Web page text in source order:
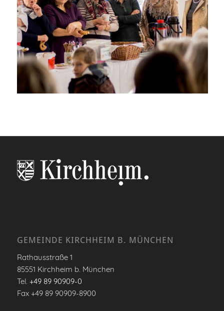
GEMEINDE KIRCHHEIM B. MÜNCHEN
Rathausstraße 1
85551 Kirchheim b. München
Tel. +49 89 90909-0
Fax +49 89 90909-8900